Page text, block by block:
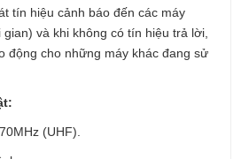
tín hiệu cảnh báo đến các máy
và khi không có tín hiệu trả lời,
động cho những máy khác đang sử
(UHF).